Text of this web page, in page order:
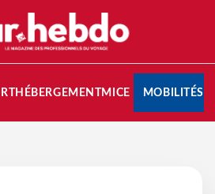
HÉBERGEMENTMICE MOBILITÉS